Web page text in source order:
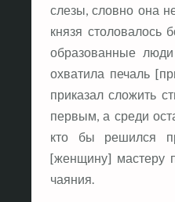
слезы, словно она
князя столовалось
образованные
охватила печаль
приказал сложить
первым, а среди
кто бы решился
[женщину] мастеру
чаяния.